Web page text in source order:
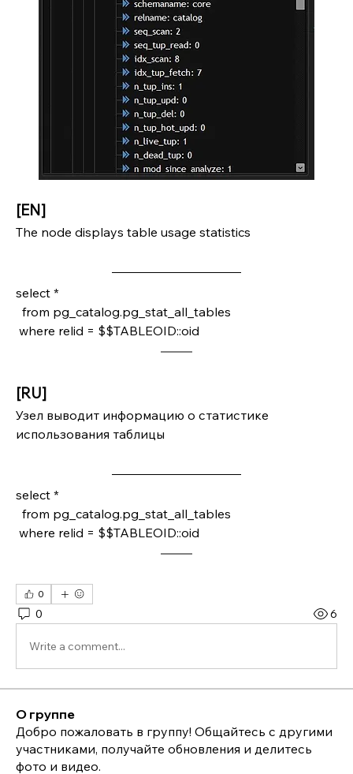
[EN]
The node displays table usage statistics
select *
  from pg_catalog.pg_stat_all_tables
where relid = $$TABLEOID::oid
[RU]
Узел выводит информацию о статистике
использования таблицы
select *
  from pg_catalog.pg_stat_all_tables
where relid = $$TABLEOID::oid
0
0 6
Write a comment...
О группе
Добро пожаловать в группу! Общайтесь с другими
участниками, получайте обновления и делитесь
фото и видео.